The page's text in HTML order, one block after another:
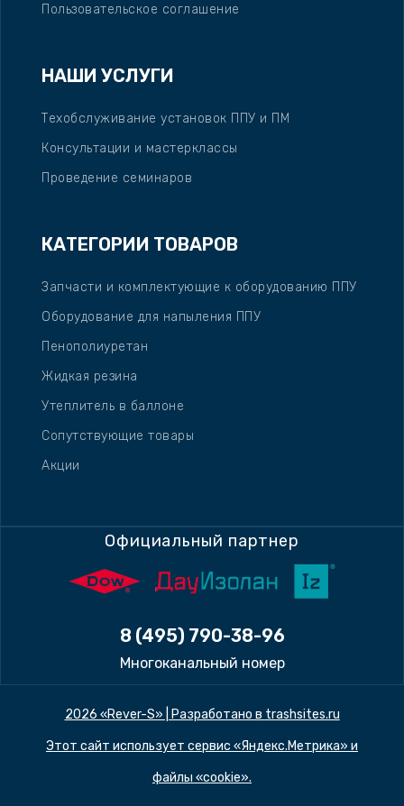
Пользовательское соглашение
НАШИ УСЛУГИ
Техобслуживание установок ППУ и ПМ
Консультации и мастерклассы
Проведение семинаров
КАТЕГОРИИ ТОВАРОВ
Запчасти и комплектующие к оборудованию ППУ
Оборудование для напыления ППУ
Пенополиуретан
Жидкая резина
Утеплитель в баллоне
Сопутствующие товары
Акции
Официальный партнер
8 (495) 790-38-96
Многоканальный номер
2026 «Rever-S» | Разработано в trashsites.ru
Этот сайт использует сервис «Яндекс.Метрика» и
файлы «cookie».